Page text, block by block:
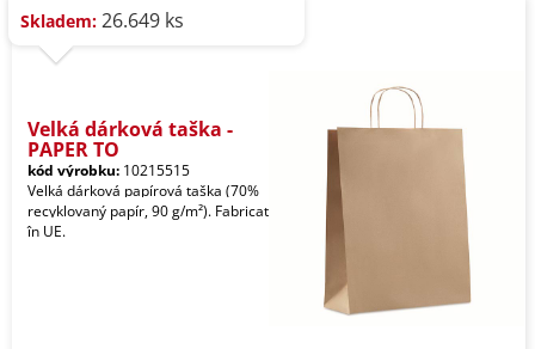
Skladem: 26.649 ks
Velká dárková taška -
PAPER TO
kód výrobku: 10215515
Velká dárková papírová taška (70%
recyklovaný papír, 90 g/m²). Fabricat
în UE.